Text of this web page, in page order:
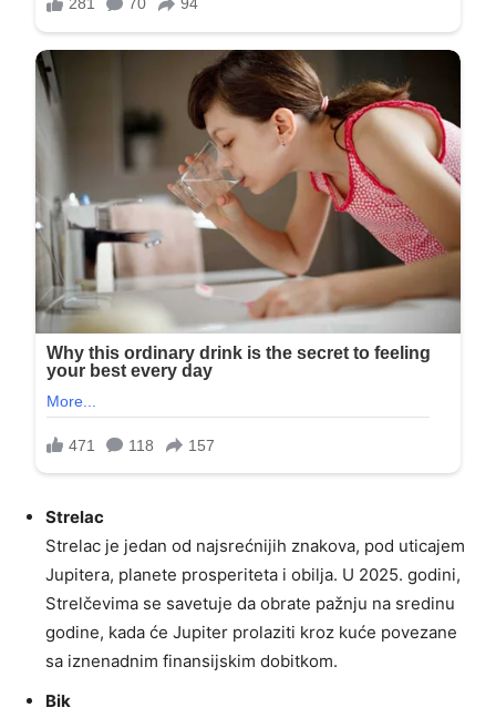
Strelac
Strelac je jedan od najsrećnijih znakova, pod uticajem
Jupitera, planete prosperiteta i obilja. U 2025. godini,
Strelčevima se savetuje da obrate pažnju na sredinu
godine, kada će Jupiter prolaziti kroz kuće povezane
sa iznenadnim finansijskim dobitkom.
Bik